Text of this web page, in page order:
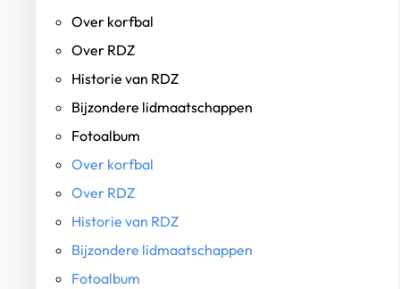
Over korfbal
Over RDZ
Historie van RDZ
Bijzondere lidmaatschappen
Fotoalbum
Over korfbal
Over RDZ
Historie van RDZ
Bijzondere lidmaatschappen
Fotoalbum